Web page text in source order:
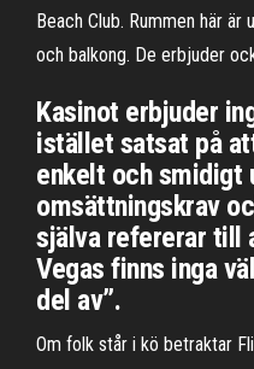
Beach Club. Rummen här
och balkong. De erbjuder
Kasinot erbjuder
istället satsat på
enkelt och smidigt
omsättningskrav
själva refererar till
Vegas finns inga
del av”.
Om folk står i kö betraktar